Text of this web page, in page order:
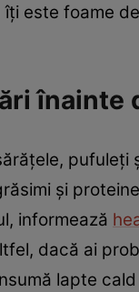
este foame
înainte
pufuleți
și
informează
dacă ai
lapte